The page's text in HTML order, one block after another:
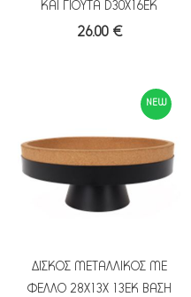
ΚΑΙ ΓΙΟΥΤΑ D30X16EK
26.00 €
NEW
ΔΙΣΚΟΣ ΜΕΤΑΛΛΙΚΟΣ ΜΕ
ΦΕΛΛΟ 28Χ13Χ 13ΕΚ ΒΑΣΗ